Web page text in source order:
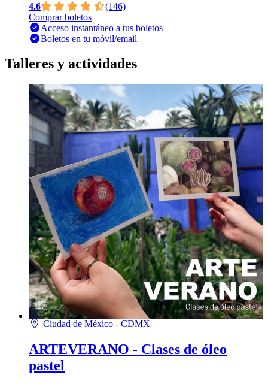
4.6
(146)
Comprar boletos
Acceso instantáneo a tus boletos
Boletos en tu móvil/email
Talleres y actividades
Ciudad de México - CDMX
ARTEVERANO - Clases de óleo
pastel